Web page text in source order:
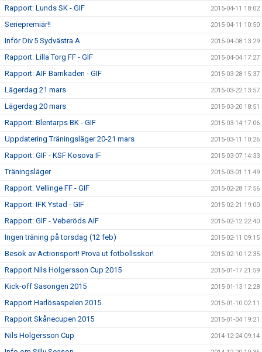
Rapport: Lunds SK - GIF 2015-04-11 18:02
Seriepremiär!! 2015-04-11 10:50
Inför Div.5 Sydvästra A 2015-04-08 13:29
Rapport: Lilla Torg FF - GIF 2015-04-04 17:27
Rapport: AIF Barrikaden - GIF 2015-03-28 15:37
Lägerdag 21 mars 2015-03-22 13:57
Lägerdag 20 mars 2015-03-20 18:51
Rapport: Blentarps BK - GIF 2015-03-14 17:06
Uppdatering Träningsläger 20-21 mars 2015-03-11 10:26
Rapport: GIF - KSF Kosova IF 2015-03-07 14:33
Träningsläger 2015-03-01 11:49
Rapport: Vellinge FF - GIF 2015-02-28 17:56
Rapport: IFK Ystad - GIF 2015-02-21 19:00
Rapport: GIF - Veberöds AIF 2015-02-12 22:40
Ingen träning på torsdag (12 feb) 2015-02-11 09:15
Besök av Actionsport! Prova ut fotbollsskor! 2015-02-10 12:35
Rapport Nils Holgersson Cup 2015 2015-01-17 21:59
Kick-off Säsongen 2015 2015-01-13 12:28
Rapport Harlösaspelen 2015 2015-01-10 02:11
Rapport Skånecupen 2015 2015-01-04 19:21
Nils Holgersson Cup 2014-12-24 09:14